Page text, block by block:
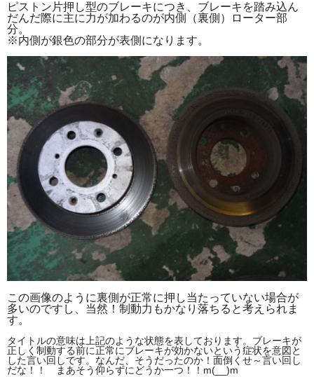
ピストン片押し型のブレーキにつき、ブレーキを踏み込ん
だんだ際に主に力が加わるのが内側（裏側）ローター部
分。
※内側が銀色の部分が表側になります。
この画像のように裏側が正常に押し当たっていない場合が
多いのですし、当然！制動力もかなり落ちると考えられま
す。
タイトルの意味は上記のような状態を表しております。ブレーキが
正しく制動する前に正常にブレーキが効かないという症状を意図と
した言い回しです。なんだ、そうだったのか！面倒くせ～言い回し
だな！！ まあそう仰らずにどうか一つ！！m(__)m